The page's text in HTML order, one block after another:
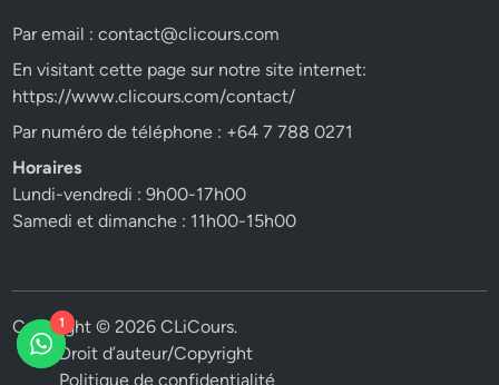
Par email :contact@clicours.com
En visitant cette page sur notre site internet:
https://www.clicours.com/contact/
Par numéro de téléphone : +64 7 788 0271
Horaires
Lundi-vendredi : 9h00-17h00
Samedi et dimanche : 11h00-15h00
Copyright © 2026CLiCours.
Droit d’auteur/Copyright
Politique de confidentialité
1